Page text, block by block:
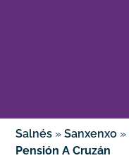
Salnés »Sanxenxo »
Pensión A Cruzán